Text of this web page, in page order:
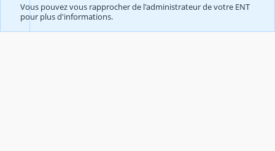
Vous pouvez vous rapprocher de l'administrateur de votre ENT
pour plus d'informations.